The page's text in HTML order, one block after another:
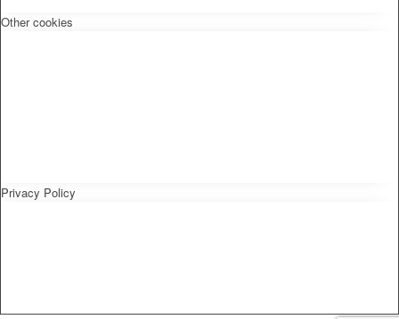
Other cookies
Privacy Policy